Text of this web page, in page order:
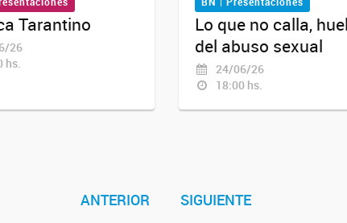
Tarantino
26
hs.
Lo que no calla,
del abuso sexual
24/06/26
18:00 hs.
ANTERIOR SIGUIENTE